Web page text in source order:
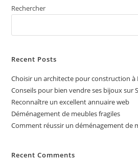
Rechercher
Recent Posts
Choisir un architecte pour construction à
Conseils pour bien vendre ses bijoux sur
Reconnaître un excellent annuaire web
Déménagement de meubles fragiles
Comment réussir un déménagement de
Recent Comments